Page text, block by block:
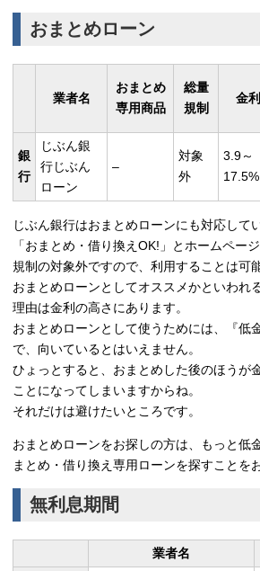
おまとめローン
業者名
おまとめ
専用商品
総量
規制
金利
銀
行
じぶん銀
行じぶん
ローン
–
対象
外
3.9～
17.5%
じぶん銀行はおまとめローンにも対応して
「おまとめ・借り換えOK!」とホームペー
規制の対象外ですので、利用することは可
おまとめローンとしてオススメかといわれ
理由は金利の高さにあります。
おまとめローンとして使うためには、『低
で、向いているとはいえません。
ひょっとすると、おまとめした後のほうが
ことになってしまいますからね。
それだけは避けたいところです。
おまとめローンをお探しの方は、もっと低
まとめ・借り換え専用ローンを探すことを
無利息期間
業者名